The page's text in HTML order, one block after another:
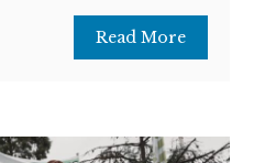
Read More